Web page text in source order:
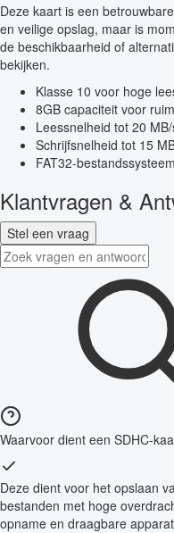
Deze kaart is een
en veilige opslag, maar is
de beschikbaarheid of
bekijken.
Klasse 10 voor hoge
8GB capaciteit voor
Leessnelheid tot 20
Schrijfsnelheid tot 15
FAT32-
Klantvragen &
Stel een vraag
Waarvoor dient een SDHC-
Deze dient voor het opslaan
bestanden met hoge
opname en draagbare